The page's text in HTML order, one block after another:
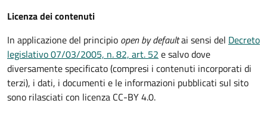
Licenza dei contenuti
In applicazione del principio open by defaultai sensi del Decreto
legislativo 07/03/2005, n. 82, art. 52 e salvo dove
diversamente specificato (compresi i contenuti incorporati di
terzi), i dati, i documenti e le informazioni pubblicati sul sito
sono rilasciati con licenza CC-BY 4.0.